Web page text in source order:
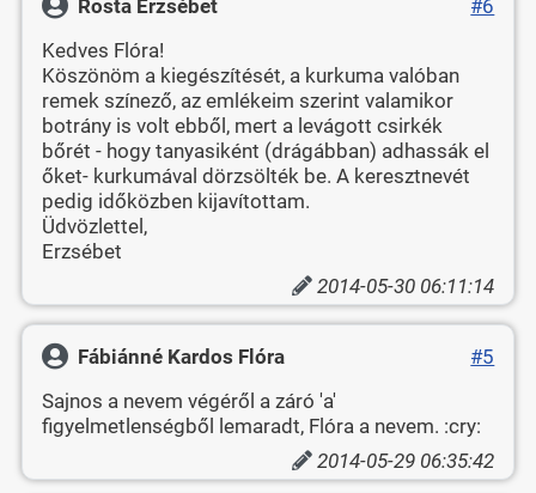
Rosta Erzsébet
#6
Kedves Flóra!
Köszönöm a kiegészítését, a kurkuma valóban
remek színező, az emlékeim szerint valamikor
botrány is volt ebből, mert a levágott csirkék
bőrét - hogy tanyasiként (drágábban) adhassák el
őket- kurkumával dörzsölték be. A keresztnevét
pedig időközben kijavítottam.
Üdvözlettel,
Erzsébet
2014-05-30 06:11:14
Fábiánné Kardos Flóra
#5
Sajnos a nevem végéről a záró 'a'
figyelmetlenségből lemaradt, Flóra a nevem. :cry:
2014-05-29 06:35:42